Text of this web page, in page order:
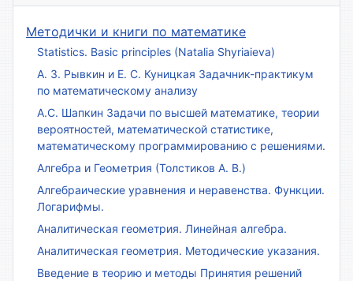
Методички и книги по математике
Statistics. Basic principles (Natalia Shyriaieva)
А. З. Рывкин и Е. С. Куницкая Задачник-практикум
по математическому анализу
А.С. Шапкин Задачи по высшей математике, теории
вероятностей, математической статистике,
математическому программированию с решениями.
Алгебра и Геометрия (Толстиков А. В.)
Алгебраические уравнения и неравенства. Функции.
Логарифмы.
Аналитическая геометрия. Линейная алгебра.
Аналитическая геометрия. Методические указания.
Введение в теорию и методы Принятия решений